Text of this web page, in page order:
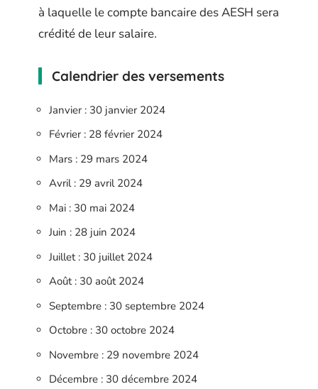
à laquelle le compte bancaire des AESH sera
crédité de leur salaire.
Calendrier des versements
Janvier : 30 janvier 2024
Février : 28 février 2024
Mars : 29 mars 2024
Avril : 29 avril 2024
Mai : 30 mai 2024
Juin : 28 juin 2024
Juillet : 30 juillet 2024
Août : 30 août 2024
Septembre : 30 septembre 2024
Octobre : 30 octobre 2024
Novembre : 29 novembre 2024
Décembre : 30 décembre 2024